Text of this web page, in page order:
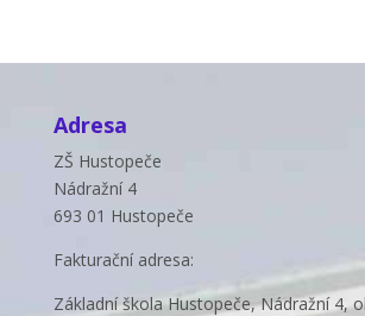
Adresa
ZŠ Hustopeče
Nádražní 4
693 01 Hustopeče
Fakturační adresa:
Základní škola Hustopeče, Nádražní 4,